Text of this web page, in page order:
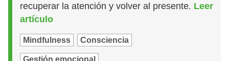
recuperar la atención y volver al presente. Leer
artículo
Mindfulness Consciencia